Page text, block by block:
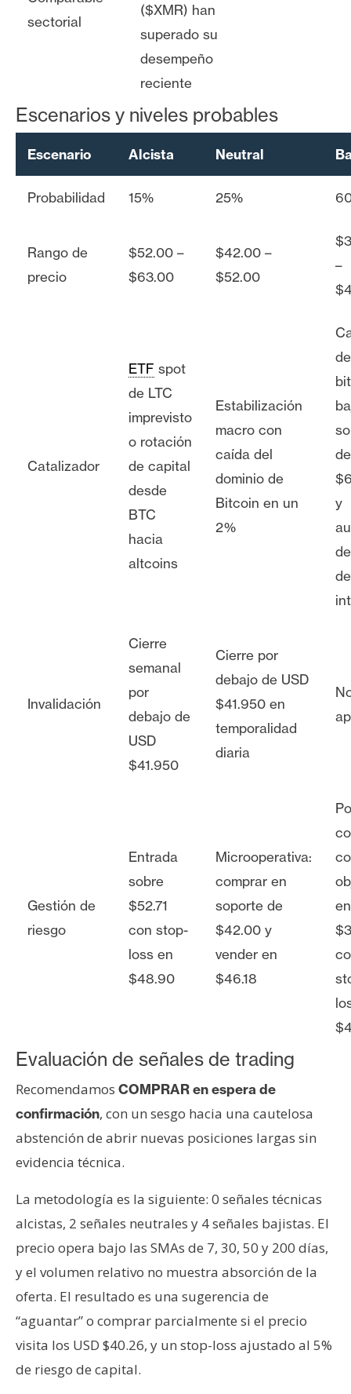
sectorial
($XMR) han
superado su
desempeño
reciente
Escenarios y niveles probables
Escenario Alcista Neutral
Probabilidad 15% 25%
Rango de
precio
$52.00 –
$63.00
$42.00 –
$52.00
–
Catalizador
ETF spot
de LTC
imprevisto
o rotación
de capital
desde
BTC
hacia
altcoins
Estabilización
macro con
caída del
dominio de
Bitcoin en un
2%
y
de
Invalidación
Cierre
semanal
por
debajo de
USD
$41.950
Cierre por
debajo de USD
$41.950 en
temporalidad
diaria
Gestión de
riesgo
Entrada
sobre
$52.71
con stop-
loss en
$48.90
Microoperativa:
comprar en
soporte de
$42.00 y
vender en
$46.18
en
Evaluación de señales de trading
Recomendamos COMPRAR en espera de
confirmación, con un sesgo hacia una cautelosa
abstención de abrir nuevas posiciones largas sin
evidencia técnica.
La metodología es la siguiente: 0 señales técnicas
alcistas, 2 señales neutrales y 4 señales bajistas. El
precio opera bajo las SMAs de 7, 30, 50 y 200 días,
y el volumen relativo no muestra absorción de la
oferta. El resultado es una sugerencia de
“aguantar” o comprar parcialmente si el precio
visita los USD $40.26, y un stop-loss ajustado al 5%
de riesgo de capital.